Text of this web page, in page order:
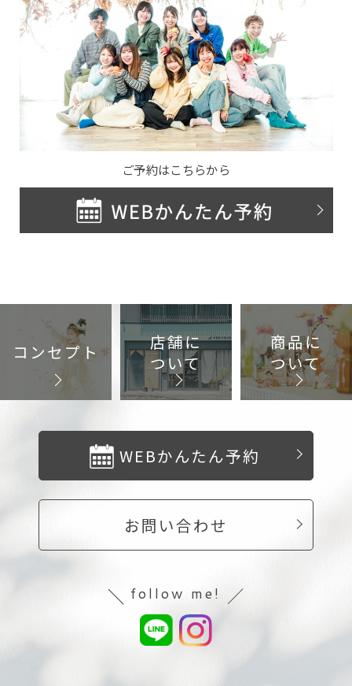
ご予約はこちらから
コンセプト
店舗に
ついて
商品に
ついて
お問い合わせ
WEBかんたん予約
follow me!